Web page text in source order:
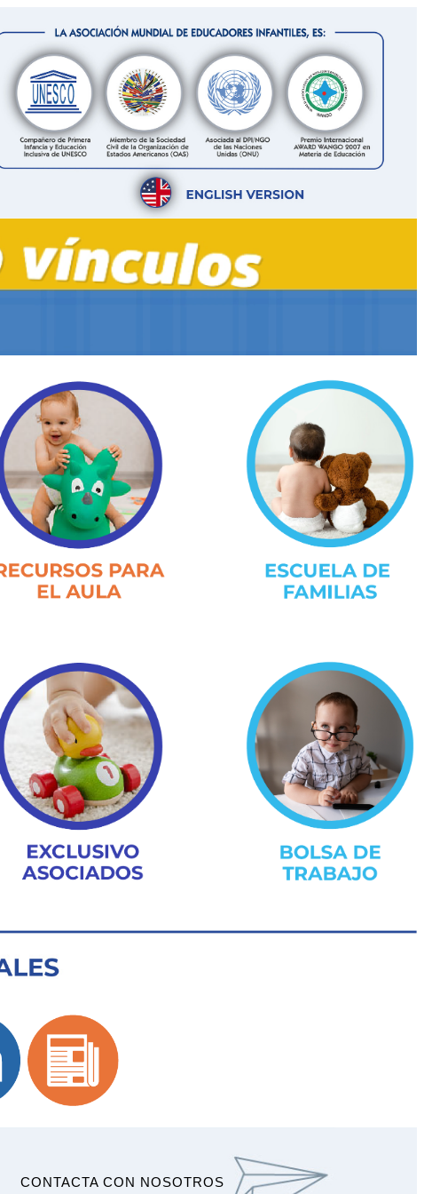
CONTACTA CON NOSOTROS